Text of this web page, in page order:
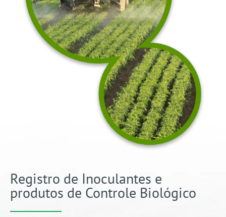
Registro de Inoculantes e
produtos de Controle Biológico